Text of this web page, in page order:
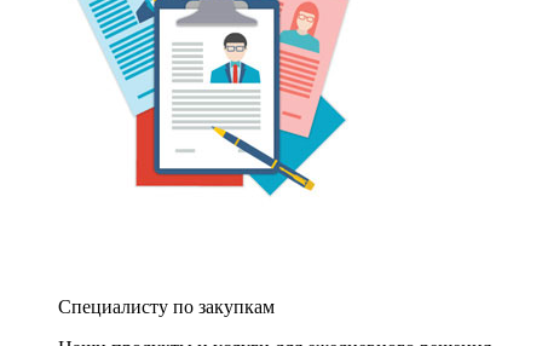
Специалисту по закупкам